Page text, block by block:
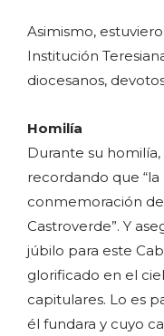
Asimismo,
Institución
diocesanos,
Homilía
Durante su
recordando que
conmemoración
Castroverde”. Y
júbilo para este
glorificado en el
capitulares. Lo es
él fundara y cuyo